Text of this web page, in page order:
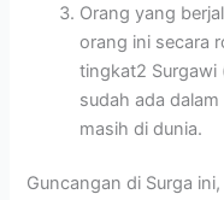
Orang yang
orang ini secara
tingkat2 Surgawi
sudah ada
masih di dunia.
Guncangan di Surga